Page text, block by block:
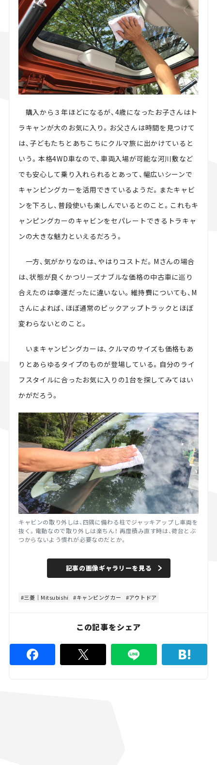
購入から３年ほどになるが、4歳になったお子さんはト
ラキャンが大のお気に入り。お父さんは時間を見つけて
は、子どもたちとあちこちにクルマ旅に出かけていると
いう。本格4WD車なので、車両入場が可能な河川敷など
でも安心して乗り入れられるとあって、幅広いシーンで
キャンピングカーを活用できているようだ。またキャビ
ンを下ろし、普段使いも楽しんでいるとのこと。これもキ
ャンピングカーのキャビンをセパレートできるトラキャ
ンの大きな魅力といえるだろう。
一方、気がかりなのは、やはりコストだ。Mさんの場合
は、状態が良くかつリーズナブルな価格の中古車に巡り
合えたのは幸運だったに違いない。維持費についても、M
さんによれば、ほぼ通常のピックアップトラックとほぼ
変わらないとのこと。
いまキャンピングカーは、クルマのサイズも価格もあ
りとあらゆるタイプのものが登場している。自分のライ
フスタイルに合ったお気に入りの1台を探してみてはい
かがだろう。
キャビンの取り外しは、四隅に備わる柱でジャッキアップし車両を
抜く。電動なので取り外しは楽ちん！ 再度積み直す時は、荷台とぶ
つからないよう慣れが必要なのだとか。
記事の画像ギャラリーを見る
三菱｜Mitsubishi キャンピングカー アウトドア
この記事をシェア